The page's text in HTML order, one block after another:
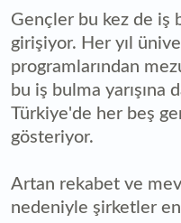
Gençler bu kez de iş
girişiyor. Her yıl
programlarından
bu iş bulma
Türkiye'de her beş
gösteriyor.
Artan rekabet ve
nedeniyle şirketler